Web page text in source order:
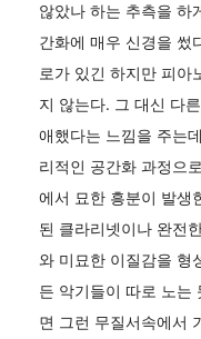
않았나 하는 추측을 하
간화에 매우 신경을 썼
로가 있긴 하지만 피아
지 않는다. 그 대신 다
애했다는 느낌을 주는
리적인 공간화 과정으
에서 묘한 흥분이 발생
된 클라리넷이나 완전
와 미묘한 이질감을 형
든 악기들이 따로 노는
면 그런 무질서속에서